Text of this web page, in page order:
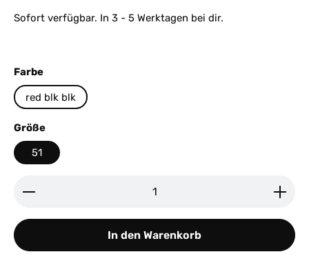
Sofort verfügbar. In 3 - 5 Werktagen bei dir.
Farbeauswählen
red blk blk
Größeauswählen
51
Produkt Anzahl: Gib den gewünschten Wert ein
In den Warenkorb